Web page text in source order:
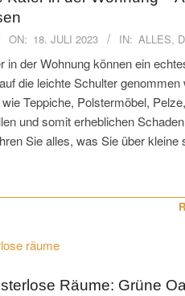
ON: 18. JULI 2023 IN: ALLES,
in der Wohnung können ein
die leichte Schulter genommen
Teppiche, Polstermöbel,
und somit erheblichen
Sie alles, was Sie über kleine
Räume: Grüne